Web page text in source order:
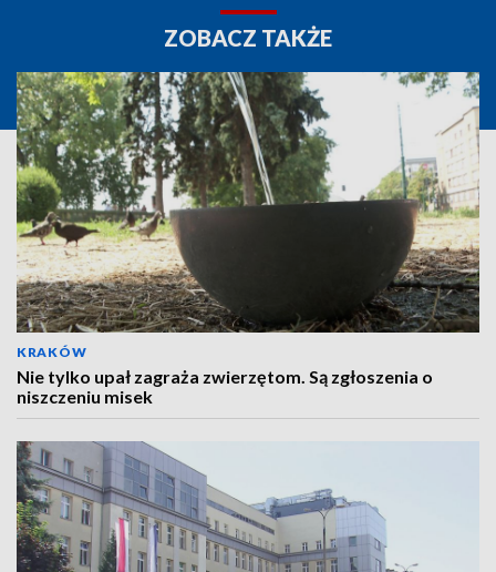
ZOBACZ TAKŻE
KRAKÓW
Nie tylko upał zagraża zwierzętom. Są zgłoszenia o
niszczeniu misek